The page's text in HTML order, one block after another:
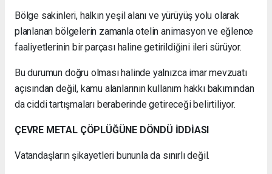
Bölge sakinleri, halkın yeşil alanı ve yürüyüş yolu olarak
planlanan bölgelerin zamanla otelin animasyon ve eğlence
faaliyetlerinin bir parçası haline getirildiğini ileri sürüyor.
Bu durumun doğru olması halinde yalnızca imar mevzuatı
açısından değil, kamu alanlarının kullanım hakkı bakımından
da ciddi tartışmaları beraberinde getireceği belirtiliyor.
ÇEVRE METAL ÇÖPLÜĞÜNE DÖNDÜ İDDİASI
Vatandaşların şikayetleri bununla da sınırlı değil.